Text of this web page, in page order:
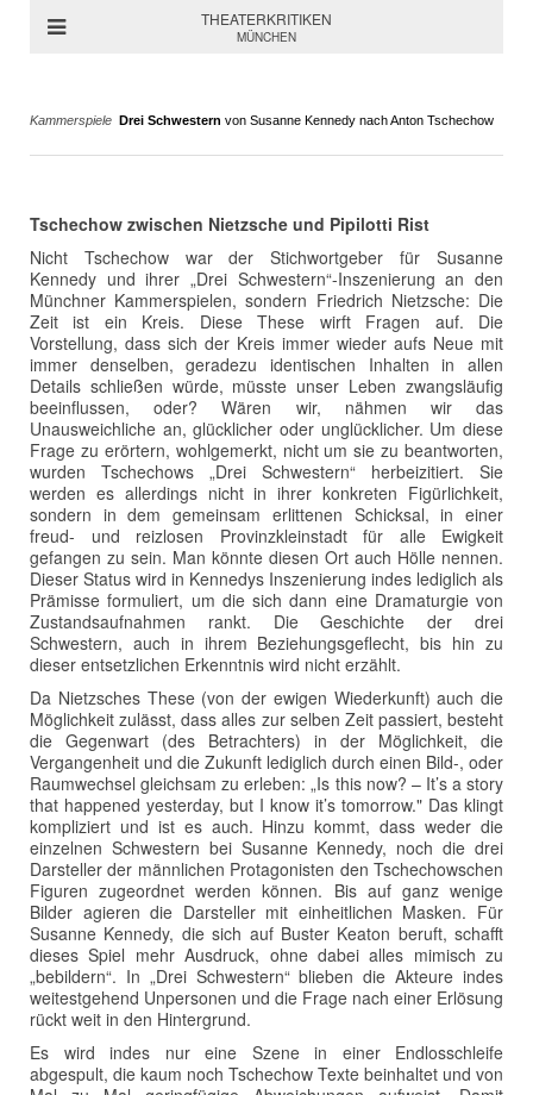
THEATERKRITIKEN
MÜNCHEN
Kammerspiele Drei Schwestern von Susanne Kennedy nach Anton Tschechow
Tschechow zwischen Nietzsche und Pipilotti Rist
Nicht Tschechow war der Stichwortgeber für Susanne
Kennedy und ihrer „Drei Schwestern“-Inszenierung an den
Münchner Kammerspielen, sondern Friedrich Nietzsche: Die
Zeit ist ein Kreis. Diese These wirft Fragen auf. Die
Vorstellung, dass sich der Kreis immer wieder aufs Neue mit
immer denselben, geradezu identischen Inhalten in allen
Details schließen würde, müsste unser Leben zwangsläufig
beeinflussen, oder? Wären wir, nähmen wir das
Unausweichliche an, glücklicher oder unglücklicher. Um diese
Frage zu erörtern, wohlgemerkt, nicht um sie zu beantworten,
wurden Tschechows „Drei Schwestern“ herbeizitiert. Sie
werden es allerdings nicht in ihrer konkreten Figürlichkeit,
sondern in dem gemeinsam erlittenen Schicksal, in einer
freud- und reizlosen Provinzkleinstadt für alle Ewigkeit
gefangen zu sein. Man könnte diesen Ort auch Hölle nennen.
Dieser Status wird in Kennedys Inszenierung indes lediglich als
Prämisse formuliert, um die sich dann eine Dramaturgie von
Zustandsaufnahmen rankt. Die Geschichte der drei
Schwestern, auch in ihrem Beziehungsgeflecht, bis hin zu
dieser entsetzlichen Erkenntnis wird nicht erzählt.
Da Nietzsches These (von der ewigen Wiederkunft) auch die
Möglichkeit zulässt, dass alles zur selben Zeit passiert, besteht
die Gegenwart (des Betrachters) in der Möglichkeit, die
Vergangenheit und die Zukunft lediglich durch einen Bild-, oder
Raumwechsel gleichsam zu erleben: „Is this now? – It’s a story
that happened yesterday, but I know it’s tomorrow." Das klingt
kompliziert und ist es auch. Hinzu kommt, dass weder die
einzelnen Schwestern bei Susanne Kennedy, noch die drei
Darsteller der männlichen Protagonisten den Tschechowschen
Figuren zugeordnet werden können. Bis auf ganz wenige
Bilder agieren die Darsteller mit einheitlichen Masken. Für
Susanne Kennedy, die sich auf Buster Keaton beruft, schafft
dieses Spiel mehr Ausdruck, ohne dabei alles mimisch zu
„bebildern“. In „Drei Schwestern“ blieben die Akteure indes
weitestgehend Unpersonen und die Frage nach einer Erlösung
rückt weit in den Hintergrund.
Es wird indes nur eine Szene in einer Endlosschleife
abgespult, die kaum noch Tschechow Texte beinhaltet und von